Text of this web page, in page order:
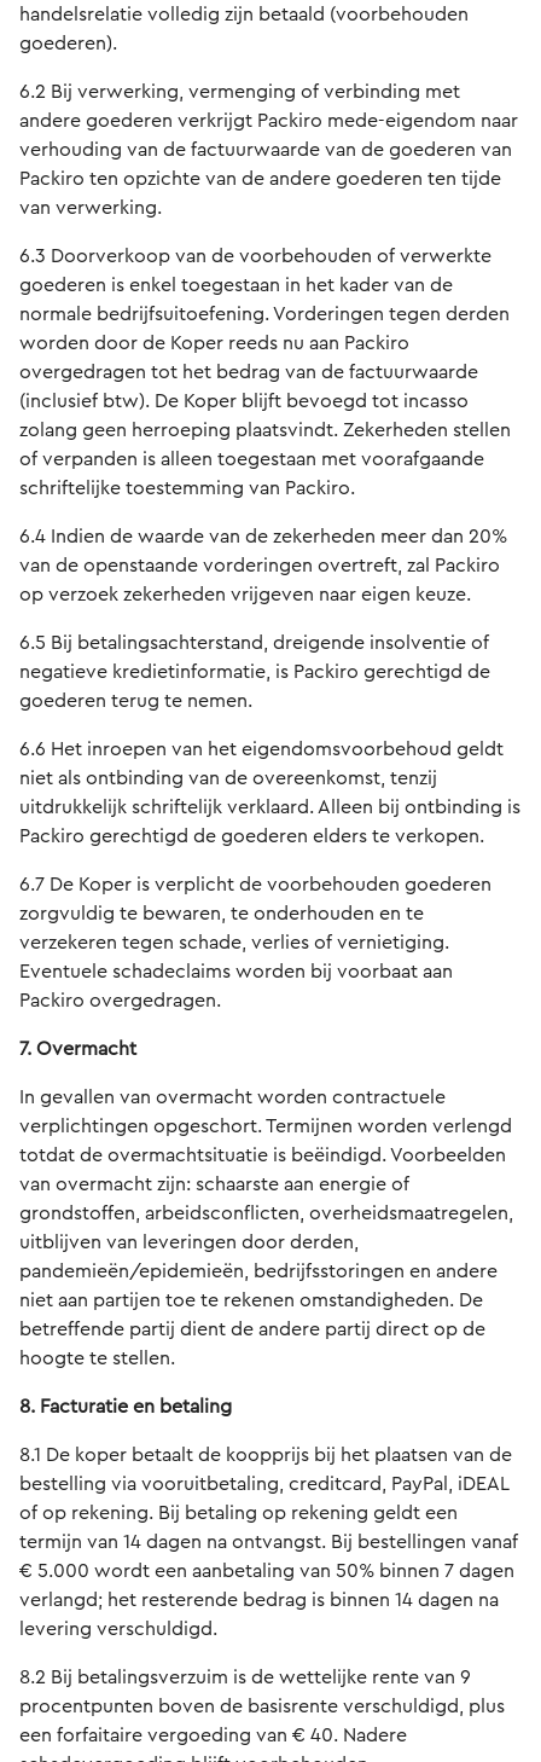
handelsrelatie volledig zijn betaald (voorbehouden
goederen).
6.2 Bij verwerking, vermenging of verbinding met
andere goederen verkrijgt Packiro mede-eigendom naar
verhouding van de factuurwaarde van de goederen van
Packiro ten opzichte van de andere goederen ten tijde
van verwerking.
6.3 Doorverkoop van de voorbehouden of verwerkte
goederen is enkel toegestaan in het kader van de
normale bedrijfsuitoefening. Vorderingen tegen derden
worden door de Koper reeds nu aan Packiro
overgedragen tot het bedrag van de factuurwaarde
(inclusief btw). De Koper blijft bevoegd tot incasso
zolang geen herroeping plaatsvindt. Zekerheden stellen
of verpanden is alleen toegestaan met voorafgaande
schriftelijke toestemming van Packiro.
6.4 Indien de waarde van de zekerheden meer dan 20%
van de openstaande vorderingen overtreft, zal Packiro
op verzoek zekerheden vrijgeven naar eigen keuze.
6.5 Bij betalingsachterstand, dreigende insolventie of
negatieve kredietinformatie, is Packiro gerechtigd de
goederen terug te nemen.
6.6 Het inroepen van het eigendomsvoorbehoud geldt
niet als ontbinding van de overeenkomst, tenzij
uitdrukkelijk schriftelijk verklaard. Alleen bij ontbinding is
Packiro gerechtigd de goederen elders te verkopen.
6.7 De Koper is verplicht de voorbehouden goederen
zorgvuldig te bewaren, te onderhouden en te
verzekeren tegen schade, verlies of vernietiging.
Eventuele schadeclaims worden bij voorbaat aan
Packiro overgedragen.
7. Overmacht
In gevallen van overmacht worden contractuele
verplichtingen opgeschort. Termijnen worden verlengd
totdat de overmachtsituatie is beëindigd. Voorbeelden
van overmacht zijn: schaarste aan energie of
grondstoffen, arbeidsconflicten, overheidsmaatregelen,
uitblijven van leveringen door derden,
pandemieën/epidemieën, bedrijfsstoringen en andere
niet aan partijen toe te rekenen omstandigheden. De
betreffende partij dient de andere partij direct op de
hoogte te stellen.
8. Facturatie en betaling
8.1 De koper betaalt de koopprijs bij het plaatsen van de
bestelling via vooruitbetaling, creditcard, PayPal, iDEAL
of op rekening. Bij betaling op rekening geldt een
termijn van 14 dagen na ontvangst. Bij bestellingen vanaf
€ 5.000 wordt een aanbetaling van 50% binnen 7 dagen
verlangd; het resterende bedrag is binnen 14 dagen na
levering verschuldigd.
8.2 Bij betalingsverzuim is de wettelijke rente van 9
procentpunten boven de basisrente verschuldigd, plus
een forfaitaire vergoeding van € 40. Nadere